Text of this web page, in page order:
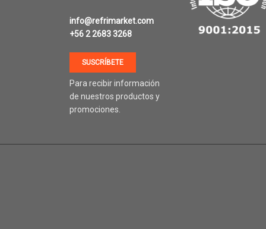
info@refrimarket.com
+56 2 2683 3268
SUSCRÍBETE
Para recibir información
de nuestros productos y
promociones.